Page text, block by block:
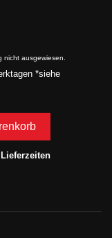
nicht ausgewiesen.
*siehe